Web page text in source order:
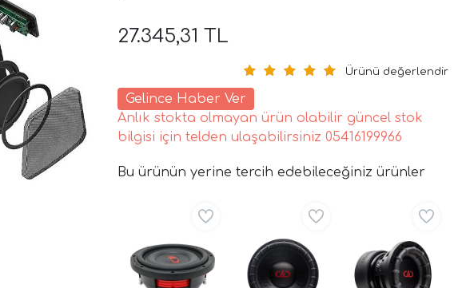
27.345,31 TL
Ürünü değerlendir
Gelince Haber Ver
Anlık stokta olmayan ürün olabilir güncel stok
bilgisi için telden ulaşabilirsiniz 05416199966
Bu ürünün yerine tercih edebileceğiniz ürünler